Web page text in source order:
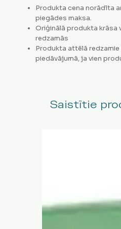
Produkta cena norādīta
piegādes maksa.
Oriģinālā produkta krāsa
redzamās
Produkta attēlā
piedāvājumā, ja vien
Saistītie